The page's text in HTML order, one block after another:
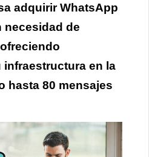
adquirir WhatsApp
necesidad de
infraestructura en la
hasta 80 mensajes